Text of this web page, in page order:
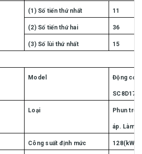
(1) Số tiến thứ nhất 11
(2) Số tiến thứ hai 36
(3) Số lùi thứ nhất 15
Model Động cơ
Loại Phun
áp. Làm
Công suất định mức 128(kW)